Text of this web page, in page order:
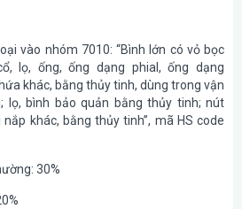
vào nhóm 7010: “Bình lớn có vỏ bọc
lọ, ống, ống dạng phial, ống dạng
khác, bằng thủy tinh, dùng trong vận
lọ, bình bảo quản bằng thủy tinh; nút
khác, bằng thủy tinh”, mã HS code
30%